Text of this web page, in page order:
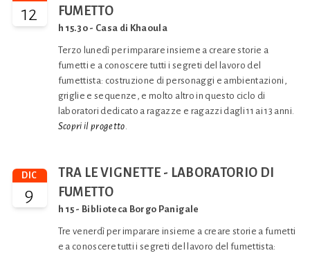
12 FUMETTO
h 15.30 - Casa di Khaoula
Terzo lunedì per imparare insieme a creare storie a
fumetti e a conoscere tutti i segreti del lavoro del
fumettista: costruzione di personaggi e ambientazioni,
griglie e sequenze, e molto altro in questo ciclo di
laboratori dedicato a ragazze e ragazzi dagli 11 ai 13 anni.
Scopri il progetto.
DIC
9
TRA LE VIGNETTE - LABORATORIO DI
FUMETTO
h 15 - Biblioteca Borgo Panigale
Tre venerdì per imparare insieme a creare storie a fumetti
e a conoscere tutti i segreti del lavoro del fumettista: